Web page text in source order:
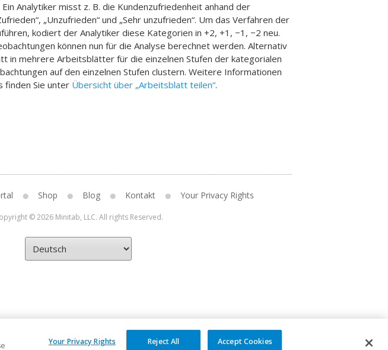
Analytiker misst z. B. die Kundenzufriedenheit anhand der
„Unzufrieden“ und „Sehr unzufrieden“. Um das Verfahren der
kodiert der Analytiker diese Kategorien in +2, +1, −1, −2 neu.
können nun für die Analyse berechnet werden. Alternativ
in mehrere Arbeitsblätter für die einzelnen Stufen der kategorialen
auf den einzelnen Stufen clustern. Weitere Informationen
finden Sie unter Übersicht über „Arbeitsblatt teilen“.
Shop Blog Kontakt Your Privacy Rights
© 2026 Minitab, LLC. All rights Reserved.
Your Privacy Rights Reject All Accept Cookies